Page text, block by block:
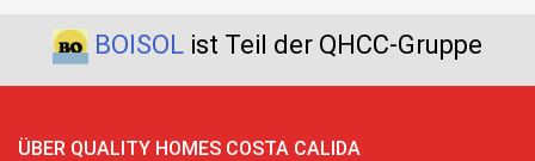
BOISOL ist Teil der QHCC-Gruppe
ÜBER QUALITY HOMES COSTA CALIDA